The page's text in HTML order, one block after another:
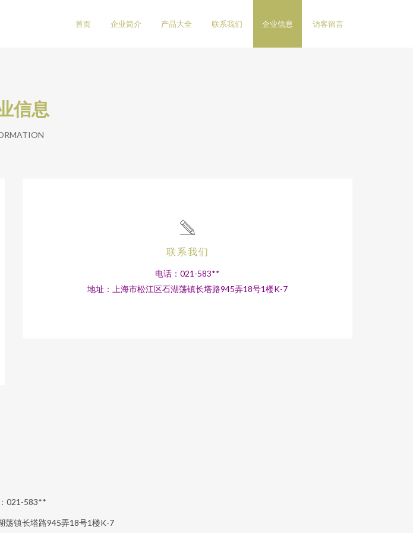
首页 企业简介 产品大全 联系我们 企业信息 访客留言
信息
联系我们
电话：021-583**
地址：上海市松江区石湖荡镇长塔路945弄18号1楼K-7
021-583**
荡镇长塔路945弄18号1楼K-7